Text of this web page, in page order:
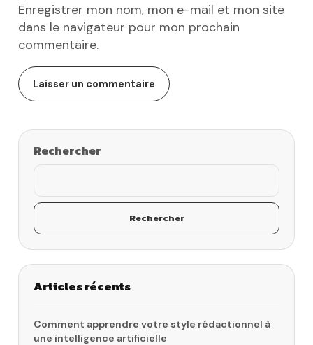
Enregistrer mon nom, mon e-mail et mon site
dans le navigateur pour mon prochain
commentaire.
Rechercher
Rechercher
Articles récents
Comment apprendre votre style rédactionnel à
une intelligence artificielle